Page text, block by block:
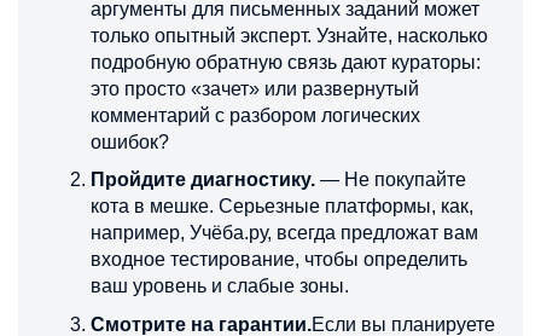
аргументы для письменных заданий может
только опытный эксперт. Узнайте, насколько
подробную обратную связь дают кураторы:
это просто «зачет» или развернутый
комментарий с разбором логических
ошибок?
Пройдите диагностику. — Не покупайте
кота в мешке. Серьезные платформы, как,
например, Учёба.ру, всегда предложат вам
входное тестирование, чтобы определить
ваш уровень и слабые зоны.
Смотрите на гарантии.Если вы планируете